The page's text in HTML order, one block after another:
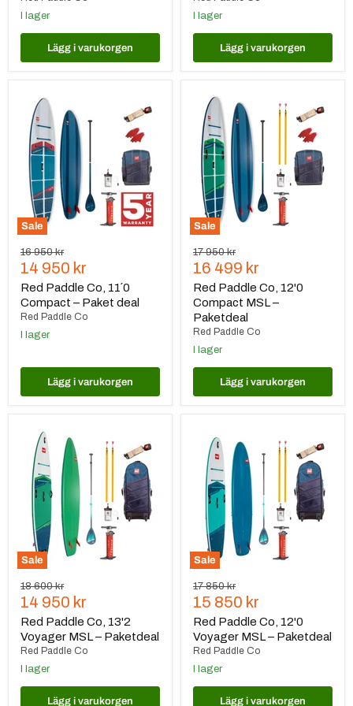
I lager
Lägg i varukorgen
I lager
Lägg i varukorgen
Sale
Paddle
Co,
Compact
Paket
deal
Ursprungspris
16 950 kr
Nuvarande
pris
14 950 kr
Red Paddle Co, 11´0
Compact – Paket deal
Red Paddle Co
I lager
Lägg i varukorgen
Sale
Paddle
Co,
12'0
Compact
MSL
Paketdeal
Ursprungspris
17 950 kr
Nuvarande
pris
16 499 kr
Red Paddle Co, 12'0
Compact MSL –
Paketdeal
Red Paddle Co
I lager
Lägg i varukorgen
Sale
Paddle
Co,
13'2
Voyager
MSL
Paketdeal
Ursprungspris
18 600 kr
Nuvarande
pris
14 950 kr
Red Paddle Co, 13'2
Voyager MSL – Paketdeal
Red Paddle Co
I lager
Lägg i varukorgen
Sale
Paddle
12'0
Voyager
MSL
Paketdeal
Ursprungspris
17 850 kr
Nuvarande
pris
15 850 kr
Red Paddle Co, 12'0
Voyager MSL – Paketdeal
Red Paddle Co
I lager
Lägg i varukorgen